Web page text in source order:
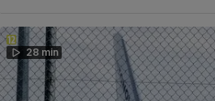
28 min